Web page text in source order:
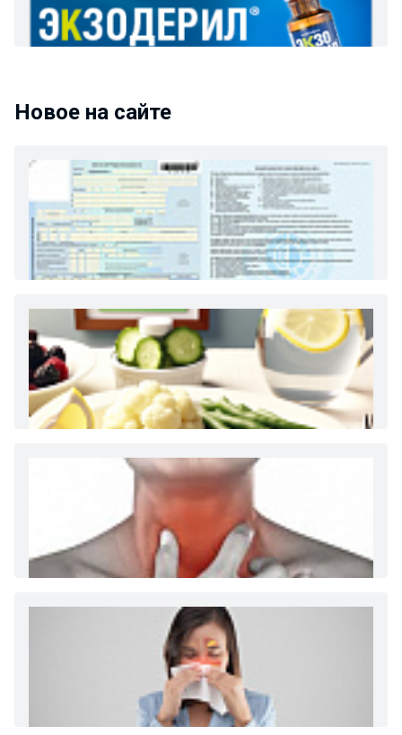
Новое на сайте
Как и сколько денег можно получить по
Диета 7 стол при заболеваниях почек (острый и
Ларингит: все о ларингите и его лечении. Как
спасти свой голос.